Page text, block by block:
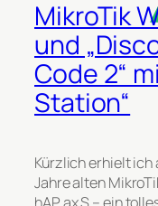
MikroTik
und
Code 2“
Station“
Kürzlich erhielt ich
Jahre alten